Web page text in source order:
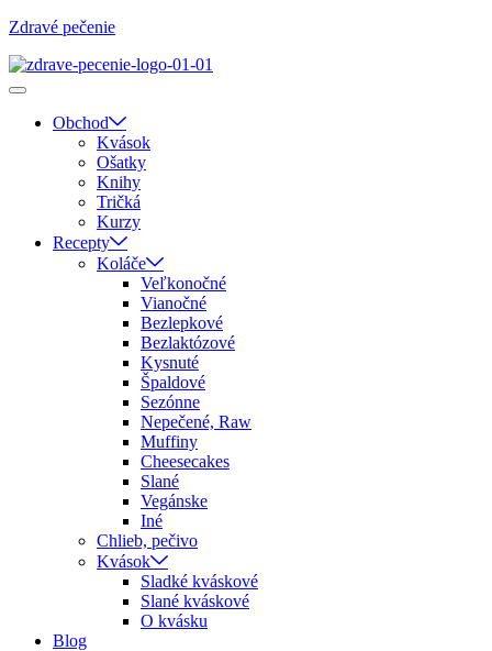
Zdravé pečenie
Obchod
Kvások
Ošatky
Knihy
Tričká
Kurzy
Recepty
Koláče
Veľkonočné
Vianočné
Bezlepkové
Bezlaktózové
Kysnuté
Špaldové
Sezónne
Nepečené, Raw
Muffiny
Cheesecakes
Slané
Vegánske
Iné
Chlieb, pečivo
Kvások
Sladké kváskové
Slané kváskové
O kvásku
Blog